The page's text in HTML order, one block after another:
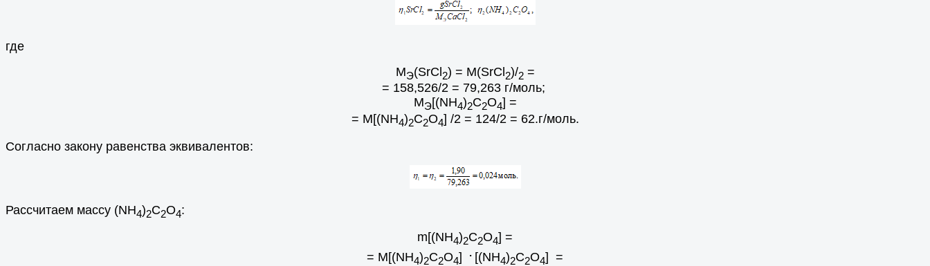
где
MЭ(SrCl2) = M(SrCl2)/2=
= 158,526/2 = 79,263 г/моль;
MЭ[(NH4)2C2O4] =
= M[(NH4)2C2O4] /2 = 124/2 = 62.г/моль.
Согласно закону равенства эквивалентов:
Рассчитаем массу (NH4)2C2O4:
m[(NH4)2C2O4] =
= M[(NH4)2C2O4] . [(NH4)2C2O4] =